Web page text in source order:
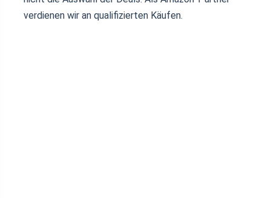
verdienen wir an qualifizierten Käufen.